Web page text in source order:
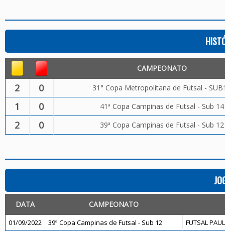
CAMPEONATO
2 0 31° Copa Metropolitana de Futsal -
1 0 41ª Copa Campinas de Futsal - Sub 14
2 0 39ª Copa Campinas de Futsal - Sub 12
DATA CAMPEONATO
01/09/2022 39ª Copa Campinas de Futsal - Sub 12 FUTSAL